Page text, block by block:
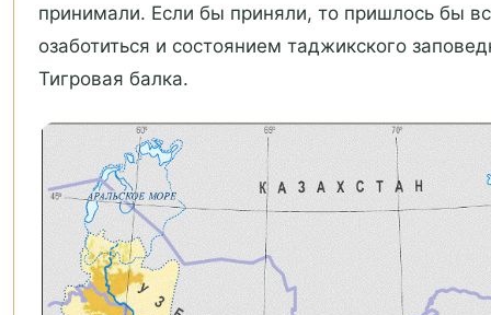
принимали. Если бы приняли, то пришлось бы
озаботиться и состоянием таджикского
Тигровая балка.